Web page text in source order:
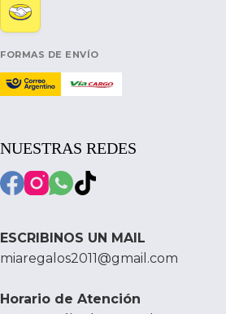
FORMAS DE ENVÍO
NUESTRAS REDES
ESCRIBINOS UN MAIL
miaregalos2011@gmail.com
Horario de Atención